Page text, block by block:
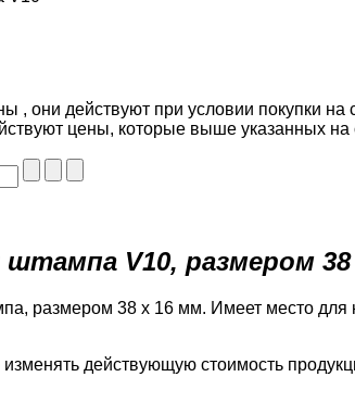
, они действуют при условии покупки
цены, которые выше указанных на
штампа V10, размером
размером 38 х 16 мм. Имеет место для
действующую стоимость